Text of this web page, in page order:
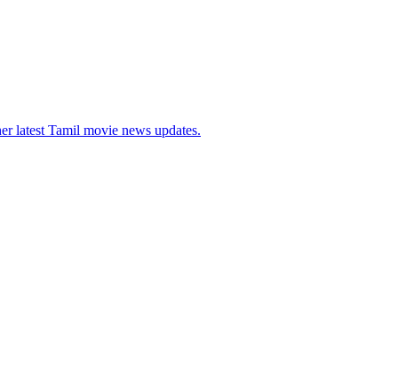
latest Tamil movie news updates.